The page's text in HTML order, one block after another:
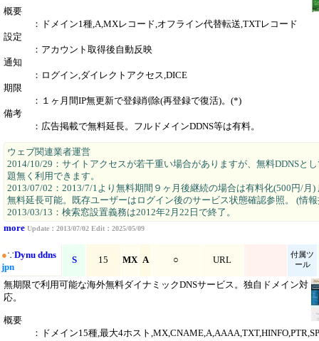
概要
：ドメイン1種,A,MXレコード,オフライン代替転送,TXTレコード
設定
：アカウント取得後自動反映
通知
：ログイン,ダイレクトアクセス,DICE
期限
：１ヶ月間IP無更新で登録削除(再登録で復活)。(*)
備考
：広告掲載で無料延長。フルドメインDDNS等は有料。
ウェブ関連業者運営
2014/10/29：サイトアクセスが若干重い場合がありますが、無料DDNSと
題無く利用できます。
2013/07/02：2013/7/1より無料期間９ヶ月後継続の場合は有料化(500円/月)
無料延長可能。既存ユーザーはログイン後のサービス状態確認参照。 (情
2013/03/13：検索窓設置義務は2012年2月22日で終了。
more Update：2013/07/02 Edit：2025/05/09
●∵Dynu ddns
jpn
S 15 MX A ○ URL
付属ツ
ール
無期限で利用可能な海外無料ダイナミックDNSサービス。独自ドメイン対
応。
概要
：ドメイン15種,最大4ホスト